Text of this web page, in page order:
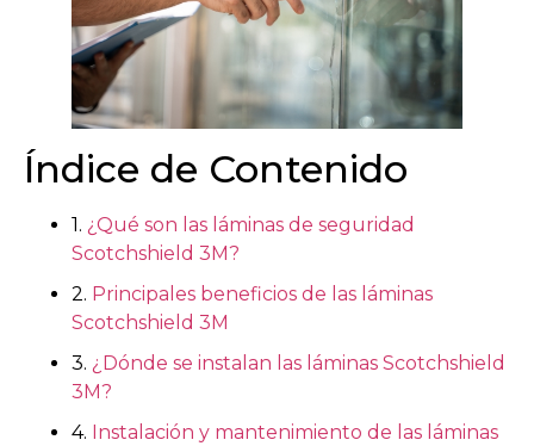
Índice de Contenido
1. ¿Qué son las láminas de seguridad
Scotchshield 3M?
2. Principales beneficios de las láminas
Scotchshield 3M
3. ¿Dónde se instalan las láminas Scotchshield
3M?
4. Instalación y mantenimiento de las láminas